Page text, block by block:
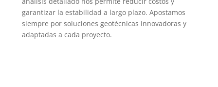
garantizar la estabilidad a largo plazo. Apostamos
siempre por soluciones geotécnicas innovadoras y
adaptadas a cada proyecto.